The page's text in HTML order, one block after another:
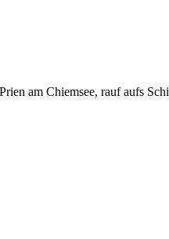
am Chiemsee, rauf aufs